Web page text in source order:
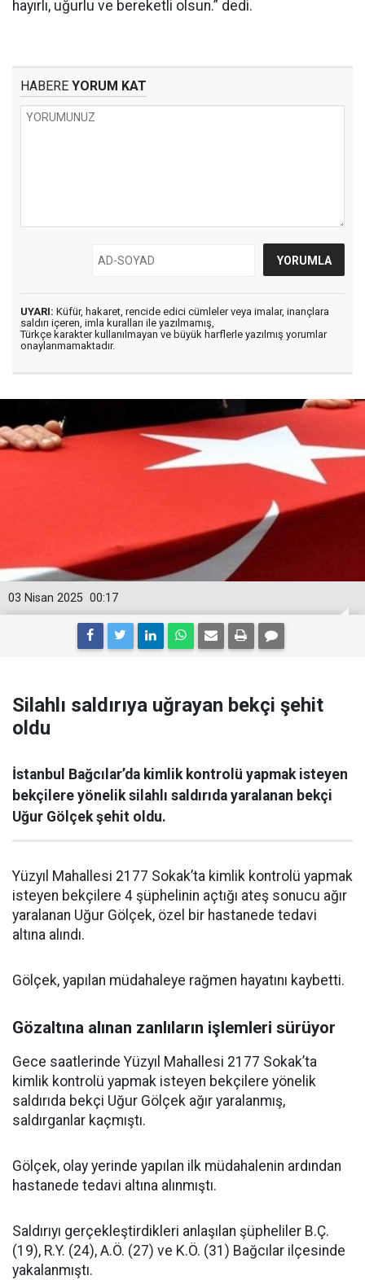
hayırlı, uğurlu ve bereketli olsun.” dedi.
HABERE YORUM KAT
UYARI: Küfür, hakaret, rencide edici cümleler veya imalar, inançlara
saldırı içeren, imla kuralları ile yazılmamış,
Türkçe karakter kullanılmayan ve büyük harflerle yazılmış yorumlar
onaylanmamaktadır.
00:17
03 Nisan 2025
Silahlı saldırıya uğrayan bekçi şehit
oldu
İstanbul Bağcılar’da kimlik kontrolü yapmak isteyen
bekçilere yönelik silahlı saldırıda yaralanan bekçi
Uğur Gölçek şehit oldu.
Yüzyıl Mahallesi 2177 Sokak’ta kimlik kontrolü yapmak
isteyen bekçilere 4 şüphelinin açtığı ateş sonucu ağır
yaralanan Uğur Gölçek, özel bir hastanede tedavi
altına alındı.
Gölçek, yapılan müdahaleye rağmen hayatını kaybetti.
Gözaltına alınan zanlıların işlemleri sürüyor
Gece saatlerinde Yüzyıl Mahallesi 2177 Sokak’ta
kimlik kontrolü yapmak isteyen bekçilere yönelik
saldırıda bekçi Uğur Gölçek ağır yaralanmış,
saldırganlar kaçmıştı.
Gölçek, olay yerinde yapılan ilk müdahalenin ardından
hastanede tedavi altına alınmıştı.
Saldırıyı gerçekleştirdikleri anlaşılan şüpheliler B.Ç.
(19), R.Y. (24), A.Ö. (27) ve K.Ö. (31) Bağcılar ilçesinde
yakalanmıştı.